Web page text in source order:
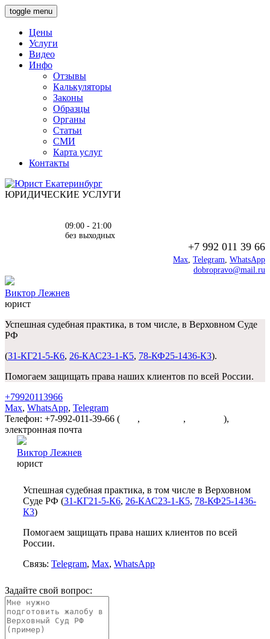
toggle menu
Цены
Услуги
Видео
Инфо
Отзывы
Калькуляторы
Законы
Образцы
Органы
Статьи
СМИ
Карта услуг
Контакты
ЮРИДИЧЕСКИЕ УСЛУГИ
09:00 - 21:00
без выходных
+7 992 011 39 66
Max, Telegram, WhatsApp
dobropravo@mail.ru
Виктор Лежнев
юрист
Успешная судебная практика, в том числе, в Верховном Суде
РФ
(31-КГ21-5-К6, 26-КАС23-1-К5, 78-КФ25-1436-К3).
Помогаем защищать права наших клиентов по всей России.
+79920113966
Max, WhatsApp, Telegram
Телефон: +7-992-011-39-66 (
, ,
),
электронная почта
Виктор Лежнев
юрист
Успешная судебная практика, в том числе в Верховном
Суде РФ (31-КГ21-5-К6, 26-КАС23-1-К5, 78-КФ25-1436-
К3)
Помогаем защищать права наших клиентов по всей
России.
Связь: Telegram, Max, WhatsApp
Задайте свой вопрос: